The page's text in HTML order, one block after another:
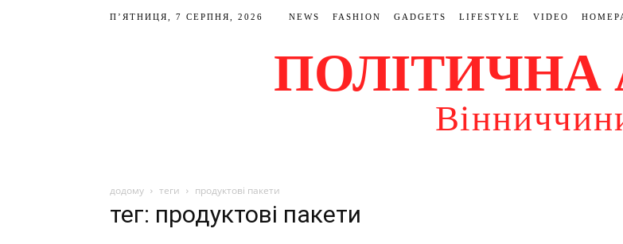
П’ЯТНИЦЯ, 7 СЕРПНЯ, 2026 NEWS FASHION GADGETS LIFESTYLE VIDEO
ПОЛІТИЧНА
додому теги продуктові пакети
тег: продуктові пакети